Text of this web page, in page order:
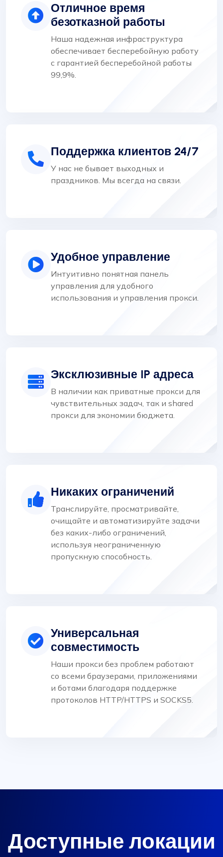
Отличное время
безотказной работы
Наша надежная инфраструктура
обеспечивает бесперебойную работу
с гарантией бесперебойной работы
99,9%.
Поддержка клиентов 24/7
У нас не бывает выходных и
праздников. Мы всегда на связи.
Удобное управление
Интуитивно понятная панель
управления для удобного
использования и управления прокси.
Эксклюзивные IP адреса
В наличии как приватные прокси для
чувствительных задач, так и shared
прокси для экономии бюджета.
Никаких ограничений
Транслируйте, просматривайте,
очищайте и автоматизируйте задачи
без каких-либо ограничений,
используя неограниченную
пропускную способность.
Универсальная
совместимость
Наши прокси без проблем работают
со всеми браузерами, приложениями
и ботами благодаря поддержке
протоколов HTTP/HTTPS и SOCKS5.
Доступные локации